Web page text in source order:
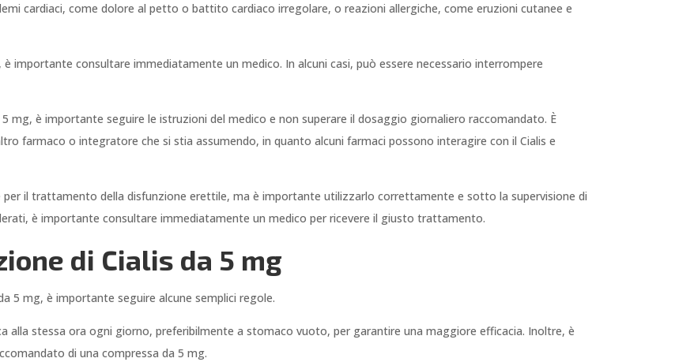
cardiaci, come dolore al petto o battito cardiaco irregolare, o reazioni allergiche, come eruzioni cutanee e
importante consultare immediatamente un medico. In alcuni casi, può essere necessario interrompere
mg, è importante seguire le istruzioni del medico e non superare il dosaggio giornaliero raccomandato. È
farmaco o integratore che si stia assumendo, in quanto alcuni farmaci possono interagire con il Cialis e
per il trattamento della disfunzione erettile, ma è importante utilizzarlo correttamente e sotto la supervisione di
è importante consultare immediatamente un medico per ricevere il giusto trattamento.
di Cialis da 5 mg
5 mg, è importante seguire alcune semplici regole.
alla stessa ora ogni giorno, preferibilmente a stomaco vuoto, per garantire una maggiore efficacia. Inoltre, è
di una compressa da 5 mg.